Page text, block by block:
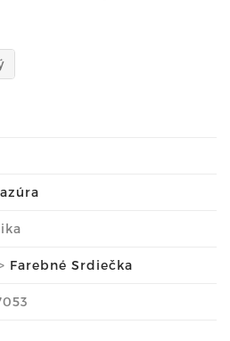
Farebné Srdiečka